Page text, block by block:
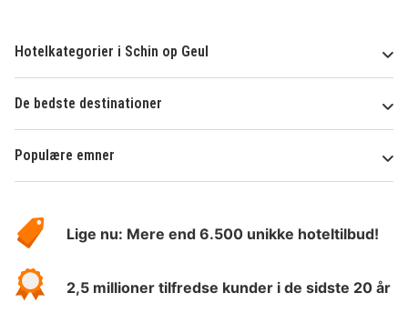
Hotelkategorier i Schin op Geul
De bedste destinationer
Populære emner
HotelSpecials
Lige nu: Mere end 6.500 unikke hoteltilbud!
2,5 millioner tilfredse kunder i de sidste 20 år